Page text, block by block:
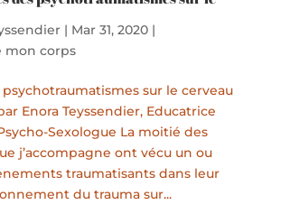
| Mar 31, 2020|
mon corps
psychotraumatismes sur le cerveau
Enora Teyssendier, Educatrice
Sexologue La moitié des
j’accompagne ont vécu un ou
traumatisants dans leur
du trauma sur...